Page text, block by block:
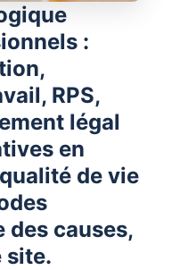
:
RPS,
légal
en
de vie
des causes,
site.